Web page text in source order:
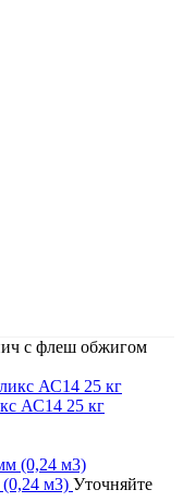
с флеш обжигом
АС14 25 кг
м3) Уточняйте